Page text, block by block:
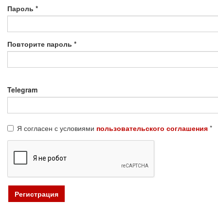
Пароль *
Повторите пароль *
Telegram
Я согласен с условиями пользовательского соглашения *
Регистрация